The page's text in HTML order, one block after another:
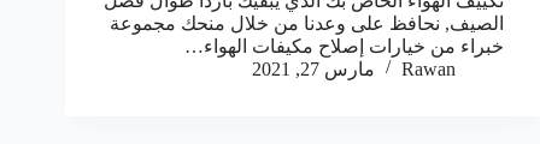
الصيف, نحافظ على وعدنا من خلال منحك مجموعة
خبراء من خيارات إصلاح مكيفات الهواء…
Rawan
مارس 27, 2021